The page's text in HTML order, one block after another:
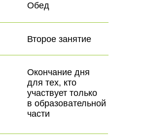
Окончание дня
для тех, кто
участвует только
в образовательной
части
Второе занятие
Обед